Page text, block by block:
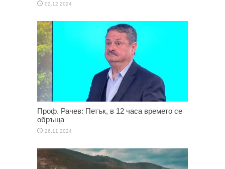
02.12.2024
Проф. Рачев: Петък, в 12 часа времето се
обръща
26.11.2024